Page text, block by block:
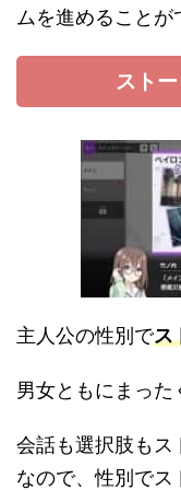
ムを進めることが
スト
主人公の性別でス
男女ともにまった
会話も選択肢もス
なので、性別で